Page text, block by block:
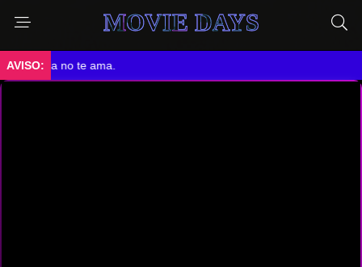
MOVIE DAYS
no te ama.